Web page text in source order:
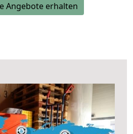
Angebote erhalten